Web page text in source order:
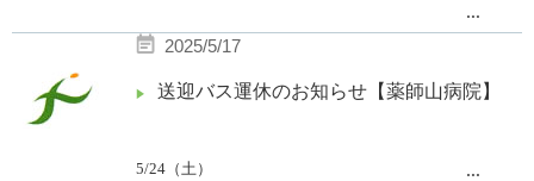
午後の便を運休とさせていただきます。
（薬師山発8
ご利用の皆様には、ご不便をおかけ致します。
...
2025/5/17
送迎バス運休のお知らせ【薬師山病院】
5/24 （土）
...